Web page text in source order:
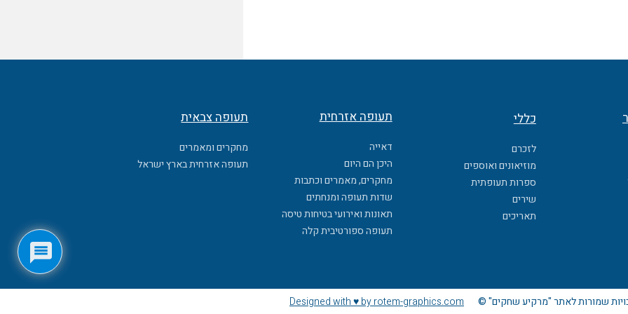
כללי
לזכרם
מוזיאונים ואוספים
ספרות תעופתית
שירים
תאריכים
תעופה אזרחית
דאייה
היכן הם היום
מחקרים, מאמרים וכתבות
שדות תעופה ומנחתים
תאונות ואירועי בטיחות טיסה
תעופה ספורטיבית קלה
תעופה צבאית
מחקרים ומאמרים
תעופה אזרחית בארץ ישראל
שמורות לאתר "מרקיע שחקים" © Designed with ♥ by rotem-graphics.com